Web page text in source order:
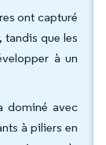
ont capturé
tandis que les
à un
dominé avec
à piliers en